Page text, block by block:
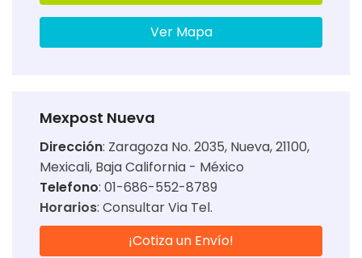
Ver Mapa
Mexpost Nueva
Dirección: Zaragoza No. 2035, Nueva, 21100,
Mexicali, Baja California - México
Telefono: 01-686-552-8789
Horarios: Consultar Via Tel.
¡Cotiza un Envío!